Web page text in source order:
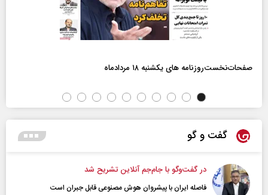
صفحات‌نخست‌روزنامه ها‌ی یکشنبه ۱۸ مردادماه
گفت و گو
در گفت‌و‌گو با جام‌جم آنلاین تشریح شد
فاصله ایران با پیشرو‌ان هوش مصنوعی قابل جبران است